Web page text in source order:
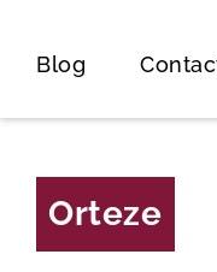
Blog
Orteze